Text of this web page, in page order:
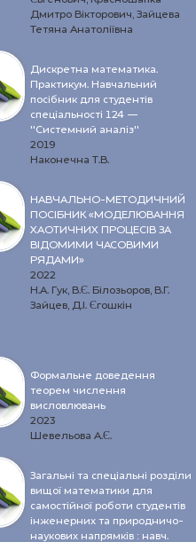
Дмитро Вікторович, Зайцева
Тетяна Анатоліївна
Дискретна математика.
Практикум. Навчальний
посібник для студентів
спеціальності 124 —
"Системний аналіз"
2019
Наконечна Т.В.
НАВЧАЛЬНО-МЕТОДИЧНИЙ
ПОСІБНИК «МОДЕЛЮВАННЯ
ХАОТИЧНИХ ПРОЦЕСІВ ЗА
ВІДОМИМИ ЧАСОВИМИ
РЯДАМИ»
2022
Н.А. Гук, В.Є. Білозьоров, В.Г.
Зайцев, Д.І. Єгошкін
Формальне доведення
теорем числення
висловлювань
2023
Шевельова А.Є.
Загальні та спеціальні розділи
вищої математики для
самостійної роботи студентів
інженерних та природничо-
наукових напрямків : навч.